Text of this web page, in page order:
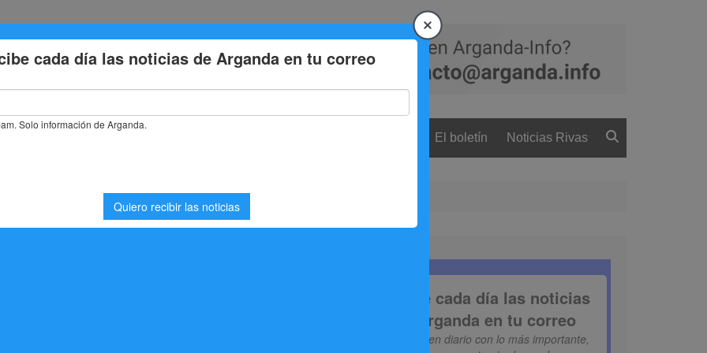
El boletín Noticias Rivas
buscando. Quizá pueda ayudarte una búsqueda.